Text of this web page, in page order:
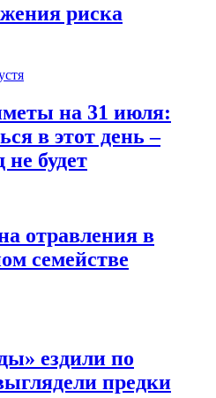
риска
на 31 июля:
в этот день –
не будет
отравления в
семействе
ездили по
предки